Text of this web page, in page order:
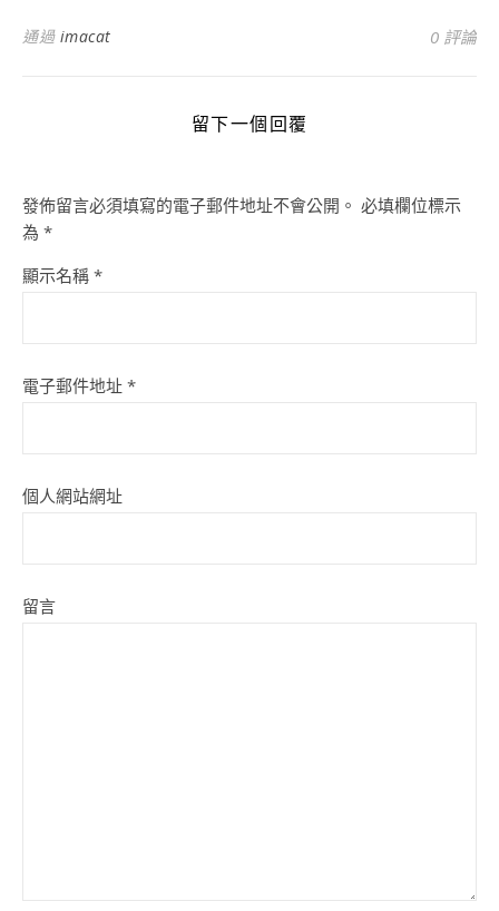
通過 imacat 0 評論
留下一個回覆
發佈留言必須填寫的電子郵件地址不會公開。 必填欄位標示
為 *
顯示名稱 *
電子郵件地址 *
個人網站網址
留言